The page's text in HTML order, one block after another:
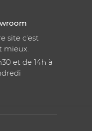
site c'est
mieux.
et de 14h à